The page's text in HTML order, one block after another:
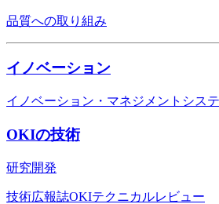
品質への取り組み
イノベーション
イノベーション・マネジメントシステ
OKIの技術
研究開発
技術広報誌OKIテクニカルレビュー